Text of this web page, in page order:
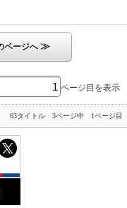
ページへ≫
ページ目を表示
63タイトル 3ページ中 1ページ目